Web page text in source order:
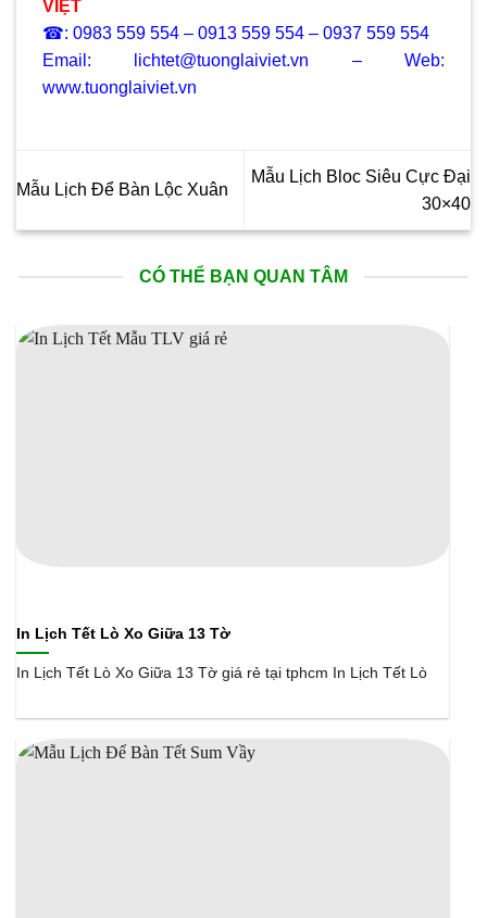
VIỆT
☎: 0983 559 554 – 0913 559 554 – 0937 559 554
Email: lichtet@tuonglaiviet.vn – Web:
www.tuonglaiviet.vn
Mẫu Lịch Để Bàn Lộc Xuân
Mẫu Lịch Bloc Siêu Cực Đại
30×40
CÓ THỂ BẠN QUAN TÂM
In Lịch Tết Lò Xo Giữa 13 Tờ
In Lịch Tết Lò Xo Giữa 13 Tờ giá rẻ tại tphcm In Lịch Tết Lò